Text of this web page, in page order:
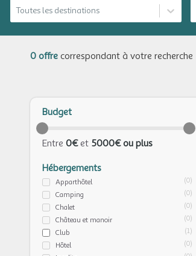
Toutes les destinations
0 offre correspondant à votre recherche
Budget
Entre 0€et 5000€ ou plus
Hébergements
Apparthôtel (0)
Camping (0)
Chalet (0)
Château et manoir (0)
Club (1)
Hôtel (0)